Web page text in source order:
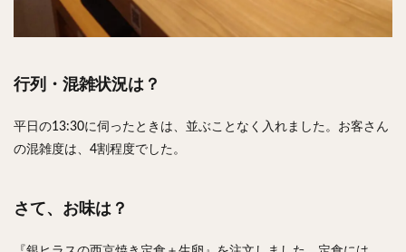
行列・混雑状況は？
平日の13:30に伺ったときは、並ぶことなく入れました。お客さん
の混雑度は、4割程度でした。
さて、お味は？